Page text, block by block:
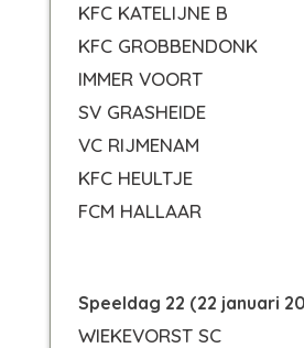
KFC KATELIJNE B
KFC GROBBENDONK
IMMER VOORT
SV GRASHEIDE
VC RIJMENAM
KFC HEULTJE
FCM HALLAAR
Speeldag 22 (22 januari
WIEKEVORST SC